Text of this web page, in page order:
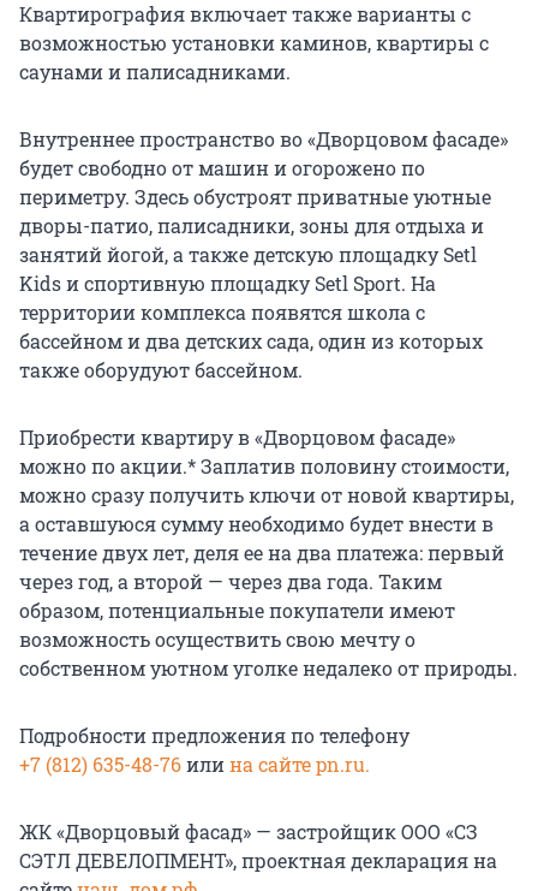
Квартирография включает также варианты с
возможностью установки каминов, квартиры с
саунами и палисадниками.
Внутреннее пространство во «Дворцовом фасаде»
будет свободно от машин и огорожено по
периметру. Здесь обустроят приватные уютные
дворы-патио, палисадники, зоны для отдыха и
занятий йогой, а также детскую площадку Setl
Kids и спортивную площадку Setl Sport. На
территории комплекса появятся школа с
бассейном и два детских сада, один из которых
также оборудуют бассейном.
Приобрести квартиру в «Дворцовом фасаде»
можно по акции.* Заплатив половину стоимости,
можно сразу получить ключи от новой квартиры,
а оставшуюся сумму необходимо будет внести в
течение двух лет, деля ее на два платежа: первый
через год, а второй — через два года. Таким
образом, потенциальные покупатели имеют
возможность осуществить свою мечту о
собственном уютном уголке недалеко от природы.
Подробности предложения по телефону
+7 (812) 635-48-76илина сайте pn.ru.
ЖК «Дворцовый фасад» — застройщик ООО «СЗ
СЭТЛ ДЕВЕЛОПМЕНТ», проектная декларация на